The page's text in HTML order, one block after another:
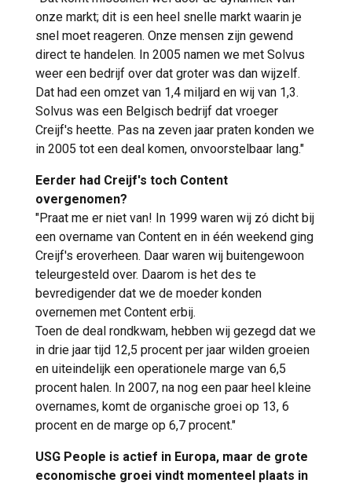
onze markt; dit is een heel snelle markt waarin je
snel moet reageren. Onze mensen zijn gewend
direct te handelen. In 2005 namen we met Solvus
weer een bedrijf over dat groter was dan wijzelf.
Dat had een omzet van 1,4 miljard en wij van 1,3.
Solvus was een Belgisch bedrijf dat vroeger
Creijf's heette. Pas na zeven jaar praten konden we
in 2005 tot een deal komen, onvoorstelbaar lang."
Eerder had Creijf's toch Content
overgenomen?
"Praat me er niet van! In 1999 waren wij zó dicht bij
een overname van Content en in één weekend ging
Creijf's eroverheen. Daar waren wij buitengewoon
teleurgesteld over. Daarom is het des te
bevredigender dat we de moeder konden
overnemen met Content erbij.
Toen de deal rondkwam, hebben wij gezegd dat we
in drie jaar tijd 12,5 procent per jaar wilden groeien
en uiteindelijk een operationele marge van 6,5
procent halen. In 2007, na nog een paar heel kleine
overnames, komt de organische groei op 13, 6
procent en de marge op 6,7 procent."
USG People is actief in Europa, maar de grote
economische groei vindt momenteel plaats in